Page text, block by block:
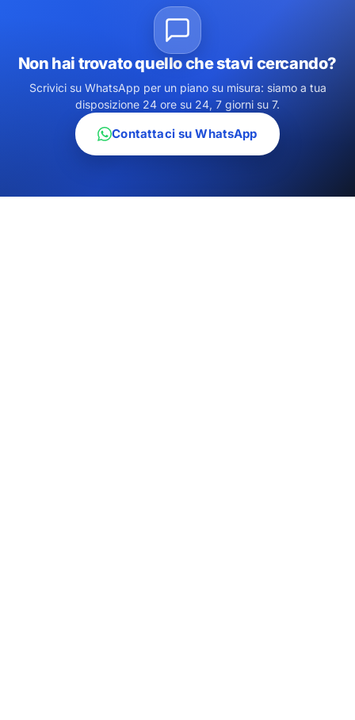
Non hai trovato quello che stavi cercando?
Scrivici su WhatsApp per un piano su misura: siamo a tua
disposizione 24 ore su 24, 7 giorni su 7.
Contattaci su WhatsApp